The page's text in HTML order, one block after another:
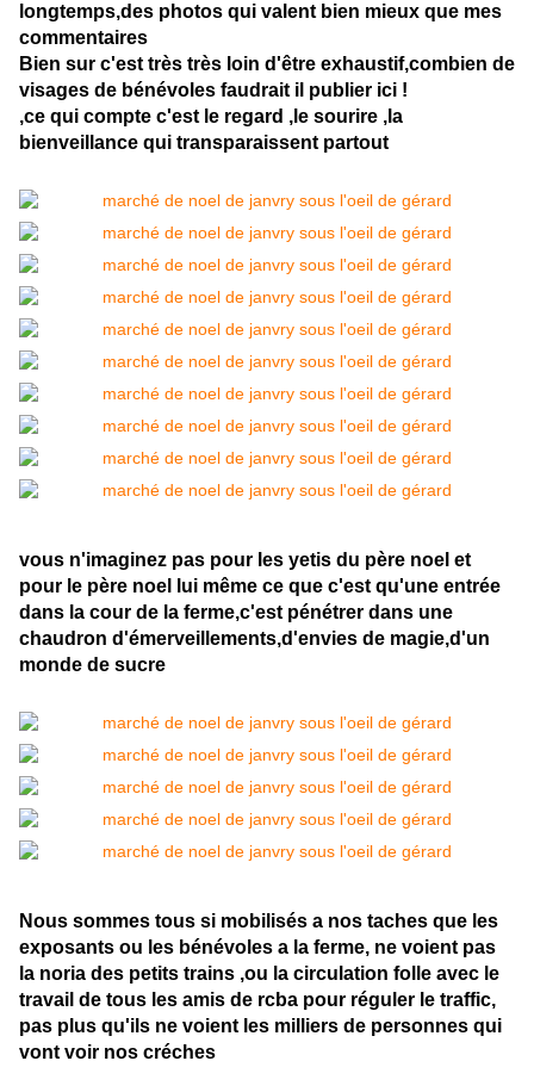
longtemps,des photos qui valent bien mieux que mes
commentaires
Bien sur c'est très très loin d'être exhaustif,combien de
visages de bénévoles faudrait il publier ici !
,ce qui compte c'est le regard ,le sourire ,la
bienveillance qui transparaissent partout
vous n'imaginez pas pour les yetis du père noel et
pour le père noel lui même ce que c'est qu'une entrée
dans la cour de la ferme,c'est pénétrer dans une
chaudron d'émerveillements,d'envies de magie,d'un
monde de sucre
Nous sommes tous si mobilisés a nos taches que les
exposants ou les bénévoles a la ferme, ne voient pas
la noria des petits trains ,ou la circulation folle avec le
travail de tous les amis de rcba pour réguler le traffic,
pas plus qu'ils ne voient les milliers de personnes qui
vont voir nos créches